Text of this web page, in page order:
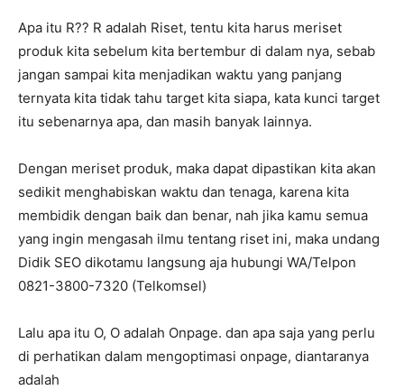
Apa itu R?? R adalah Riset, tentu kita harus meriset
produk kita sebelum kita bertembur di dalam nya, sebab
jangan sampai kita menjadikan waktu yang panjang
ternyata kita tidak tahu target kita siapa, kata kunci target
itu sebenarnya apa, dan masih banyak lainnya.
Dengan meriset produk, maka dapat dipastikan kita akan
sedikit menghabiskan waktu dan tenaga, karena kita
membidik dengan baik dan benar, nah jika kamu semua
yang ingin mengasah ilmu tentang riset ini, maka undang
Didik SEO dikotamu langsung aja hubungi WA/Telpon
0821-3800-7320 (Telkomsel)
Lalu apa itu O, O adalah Onpage. dan apa saja yang perlu
di perhatikan dalam mengoptimasi onpage, diantaranya
adalah